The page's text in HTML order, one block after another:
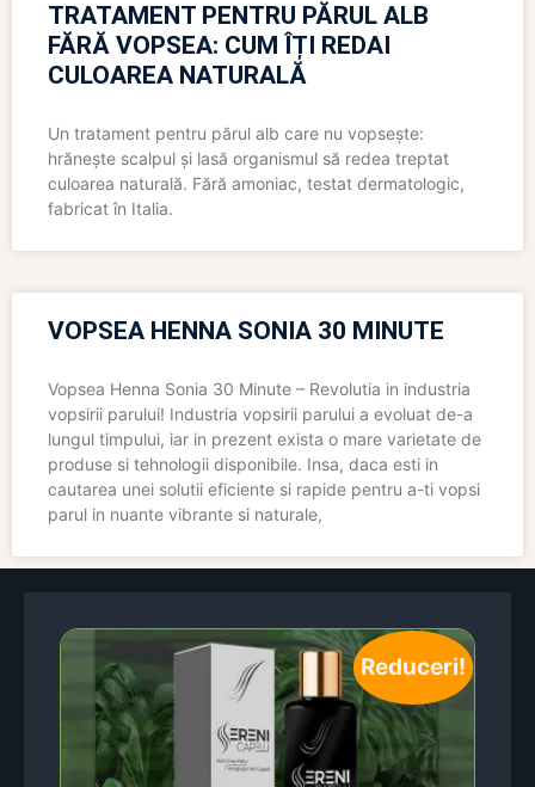
TRATAMENT PENTRU PĂRUL ALB
FĂRĂ VOPSEA: CUM ÎȚI REDAI
CULOAREA NATURALĂ
Un tratament pentru părul alb care nu vopsește:
hrănește scalpul și lasă organismul să redea treptat
culoarea naturală. Fără amoniac, testat dermatologic,
fabricat în Italia.
VOPSEA HENNA SONIA 30 MINUTE
Vopsea Henna Sonia 30 Minute – Revolutia in industria
vopsirii parului! Industria vopsirii parului a evoluat de-a
lungul timpului, iar in prezent exista o mare varietate de
produse si tehnologii disponibile. Insa, daca esti in
cautarea unei solutii eficiente si rapide pentru a-ti vopsi
parul in nuante vibrante si naturale,
Reduceri!